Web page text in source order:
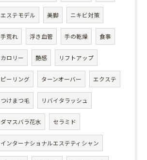
エステモデル 美脚 ニキビ対策
手荒れ 浮き血管 手の乾燥 食事
カロリー 艶感 リフトアップ
ピーリング ターンオーバー エクステ
つけまつ毛 リバイタラッシュ
ダマスバラ花水 セラミド
インターナショナルエステティシャン